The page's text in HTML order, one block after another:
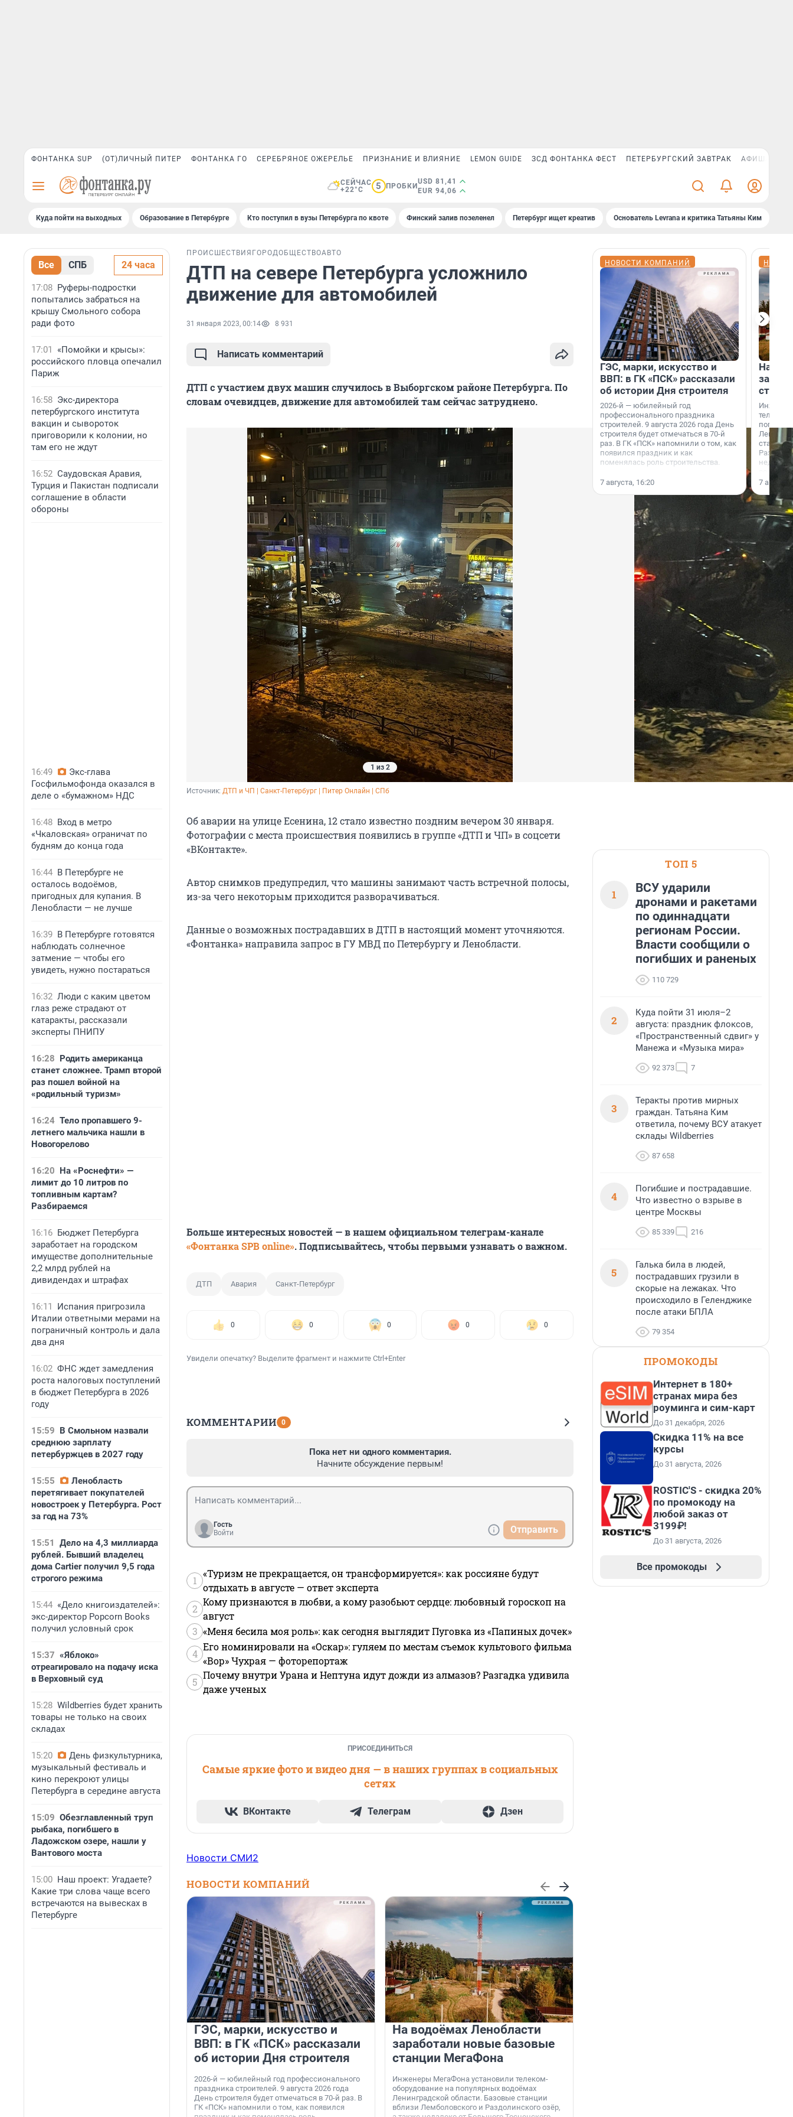
ФОНТАНКА SUP (ОТ)ЛИЧНЫЙ ПИТЕР ФОНТАНКА ГО СЕРЕБРЯНОЕ ОЖЕРЕЛЬЕ ПРИЗНАНИЕ И ВЛИЯНИЕ LEMON GUIDE ЗСД ФОНТАНКА ФЕСТ ПЕТЕРБУРГСКИЙ ЗАВТРАК АФИША PLUS
СЕЙЧАС
+22°C
5 ПРОБКИ
USD 81,41
EUR 94,06
Куда пойти на выходных Образование в Петербурге Кто поступил в вузы Петербурга по квоте Финский залив позеленел Петербург ищет креатив Основатель Levrana и критика Татьяны Ким
Все СПБ 24 часа
17:08 Руферы-подростки
попытались забраться на
крышу Смольного собора
ради фото
17:01
«Помойки и крысы»:
российского пловца опечалил
Париж
16:58 Экс-директора
петербургского института
вакцин и сывороток
приговорили к колонии, но
там его не ждут
16:52 Саудовская Аравия,
Турция и Пакистан подписали
соглашение в области
обороны
16:49
Экс-глава
Госфильмофонда оказался в
деле о «бумажном» НДС
16:48 Вход в метро
«Чкаловская» ограничат по
будням до конца года
16:44 В Петербурге не
осталось водоёмов,
пригодных для купания. В
Ленобласти — не лучше
16:39 В Петербурге готовятся
наблюдать солнечное
затмение — чтобы его
увидеть, нужно постараться
16:32 Люди с каким цветом
глаз реже страдают от
катаракты, рассказали
эксперты ПНИПУ
16:28 Родить американца
станет сложнее. Трамп второй
раз пошел войной на
«родильный туризм»
16:24 Тело пропавшего 9-
летнего мальчика нашли в
Новогорелово
16:20 На «Роснефти» —
лимит до 10 литров по
топливным картам?
Разбираемся
16:16 Бюджет Петербурга
заработает на городском
имуществе дополнительные
2,2 млрд рублей на
дивидендах и штрафах
16:11
Испания пригрозила
Италии ответными мерами на
пограничный контроль и дала
два дня
16:02 ФНС ждет замедления
роста налоговых поступлений
в бюджет Петербурга в 2026
году
15:59 В Смольном назвали
среднюю зарплату
петербуржцев в 2027 году
15:55
Ленобласть
перетягивает покупателей
новостроек у Петербурга. Рост
за год на 73%
15:51
Дело на 4,3 миллиарда
рублей. Бывший владелец
дома Cartier получил 9,5 года
строгого режима
15:44 «Дело книгоиздателей»:
экс-директор Popcorn Books
получил условный срок
15:37 «Яблоко»
отреагировало на подачу иска
в Верховный суд
15:28 Wildberries будет хранить
товары не только на своих
складах
15:20
День физкультурника,
музыкальный фестиваль и
кино перекроют улицы
Петербурга в середине августа
15:09 Обезглавленный труп
рыбака, погибшего в
Ладожском озере, нашли у
Вантового моста
15:00 Наш проект: Угадаете?
Какие три слова чаще всего
встречаются на вывесках в
Петербурге
ПРОИСШЕСТВИЯ ГОРОДОБЩЕСТВОАВТО
ДТП на севере Петербурга усложнило
движение для автомобилей
31 января 2023, 00:14 8 931
Написать комментарий
ДТП с участием двух машин случилось в Выборгском районе Петербурга. По
словам очевидцев, движение для автомобилей там сейчас затруднено.
1 из 2
Источник: ДТП и ЧП | Санкт-Петербург | Питер Онлайн | СПб
Об аварии на улице Есенина, 12 стало известно поздним вечером 30 января.
Фотографии с места происшествия появились в группе «ДТП и ЧП» в соцсети
«ВКонтакте».
Автор снимков предупредил, что машины занимают часть встречной полосы,
из-за чего некоторым приходится разворачиваться.
Данные о возможных пострадавших в ДТП в настоящий момент уточняются.
«Фонтанка» направила запрос в ГУ МВД по Петербургу и Ленобласти.
Больше интересных новостей — в нашем официальном телеграм-канале
«Фонтанка SPB online». Подписывайтесь, чтобы первыми узнавать о важном.
ДТП Авария Санкт-Петербург
0 0 0 0 0
Увидели опечатку? Выделите фрагмент и нажмите Ctrl+Enter
КОММЕНТАРИИ 0
Пока нет ни одного комментария.
Начните обсуждение первым!
Гость
Войти
Отправить
1
«Туризм не прекращается, он трансформируется»: как россияне будут
отдыхать в августе — ответ эксперта
2
Кому признаются в любви, а кому разобьют сердце: любовный гороскоп на
август
3 «Меня бесила моя роль»: как сегодня выглядит Пуговка из «Папиных дочек»
4
Его номинировали на «Оскар»: гуляем по местам съемок культового фильма
«Вор» Чухрая — фоторепортаж
5
Почему внутри Урана и Нептуна идут дожди из алмазов? Разгадка удивила
даже ученых
ПРИСОЕДИНИТЬСЯ
Самые яркие фото и видео дня — в наших группах в социальных
сетях
ВКонтакте Телеграм Дзен
Новости СМИ2
НОВОСТИ КОМПАНИЙ
ГЭС, марки, искусство и
ВВП: в ГК «ПСК» рассказали
об истории Дня строителя
2026-й — юбилейный год профессионального
праздника строителей. 9 августа 2026 года
День строителя будет отмечаться в 70-й раз. В
ГК «ПСК» напомнили о том, как появился
На водоёмах Ленобласти
заработали новые базовые
станции МегаФона
Инженеры МегаФона установили телеком-
оборудование на популярных водоёмах
Ленинградской области. Базовые станции
вблизи Лемболовского и Раздолинского озёр,
НОВОСТИ КОМПАНИЙ
ГЭС, марки, искусство и
ВВП: в ГК «ПСК» рассказали
об истории Дня строителя
2026-й — юбилейный год
профессионального праздника
строителей. 9 августа 2026 года День
строителя будет отмечаться в 70-й
раз. В ГК «ПСК» напомнили о том, как
появился праздник и как
поменялась роль строительства.
7 августа, 16:20
На
станции
7
ТОП 5
1
ВСУ ударили
дронами и ракетами
по одиннадцати
регионам России.
Власти сообщили о
погибших и раненых
110 729
2
Куда пойти 31 июля–2
августа: праздник флоксов,
«Пространственный сдвиг» у
Манежа и «Музыка мира»
92 373 7
3
Теракты против мирных
граждан. Татьяна Ким
ответила, почему ВСУ атакует
склады Wildberries
87 658
4
Погибшие и пострадавшие.
Что известно о взрыве в
центре Москвы
85 339 216
5
Галька била в людей,
пострадавших грузили в
скорые на лежаках. Что
происходило в Геленджике
после атаки БПЛА
79 354
ПРОМОКОДЫ
Интернет в 180+
странах мира без
роуминга и сим-карт
До 31 декабря, 2026
Скидка 11% на все
курсы
До 31 августа, 2026
ROSTIC'S - скидка 20%
по промокоду на
любой заказ от
3199₽!
До 31 августа, 2026
Все промокоды